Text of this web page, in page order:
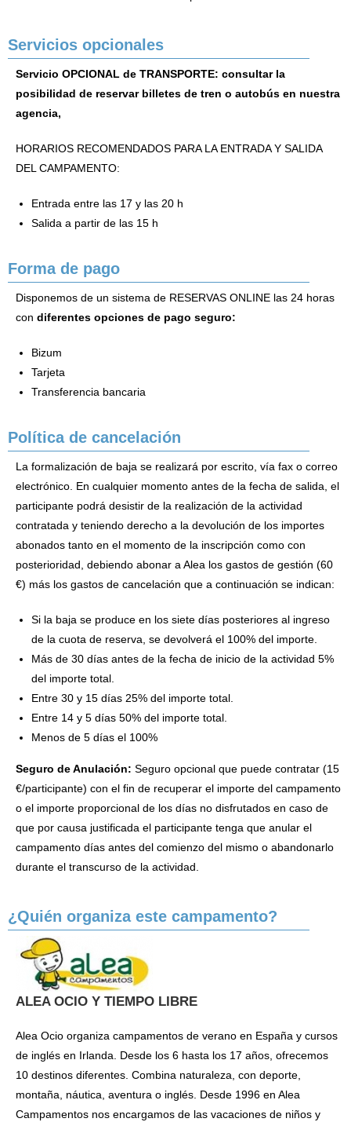
Servicios opcionales
Servicio OPCIONAL de TRANSPORTE: consultar la
posibilidad de reservar billetes de tren o autobús en nuestra
agencia,
HORARIOS RECOMENDADOS PARA LA ENTRADA Y SALIDA
DEL CAMPAMENTO:
Entrada entre las 17 y las 20 h
Salida a partir de las 15 h
Forma de pago
Disponemos de un sistema de RESERVAS ONLINE las 24 horas
con diferentes opciones de pago seguro:
Bizum
Tarjeta
Transferencia bancaria
Política de cancelación
La formalización de baja se realizará por escrito, vía fax o correo
electrónico. En cualquier momento antes de la fecha de salida, el
participante podrá desistir de la realización de la actividad
contratada y teniendo derecho a la devolución de los importes
abonados tanto en el momento de la inscripción como con
posterioridad, debiendo abonar a Alea los gastos de gestión (60
€) más los gastos de cancelación que a continuación se indican:
Si la baja se produce en los siete días posteriores al ingreso
de la cuota de reserva, se devolverá el 100% del importe.
Más de 30 días antes de la fecha de inicio de la actividad 5%
del importe total.
Entre 30 y 15 días 25% del importe total.
Entre 14 y 5 días 50% del importe total.
Menos de 5 días el 100%
Seguro de Anulación: Seguro opcional que puede contratar (15
€/participante) con el fin de recuperar el importe del campamento
o el importe proporcional de los días no disfrutados en caso de
que por causa justificada el participante tenga que anular el
campamento días antes del comienzo del mismo o abandonarlo
durante el transcurso de la actividad.
¿Quién organiza este campamento?
ALEA OCIO Y TIEMPO LIBRE
Alea Ocio organiza campamentos de verano en España y cursos
de inglés en Irlanda. Desde los 6 hasta los 17 años, ofrecemos
10 destinos diferentes. Combina naturaleza, con deporte,
montaña, náutica, aventura o inglés. Desde 1996 en Alea
Campamentos nos encargamos de las vacaciones de niños y